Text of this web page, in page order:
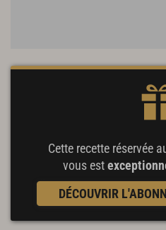
Cette recette réservée
vous est
DÉCOUVRIR